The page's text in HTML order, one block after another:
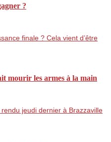
?
finale ? Cela vient d’être
mourir les armes à la main
jeudi dernier à Brazzaville